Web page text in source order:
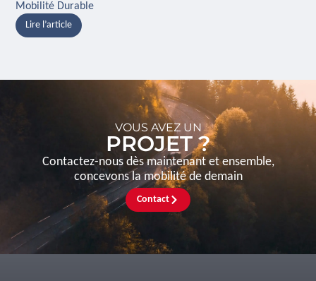
Mobilité Durable
Lire l’article
VOUS AVEZ UN
PROJET ?
Contactez-nous dès maintenant et ensemble,
concevons la mobilité de demain
Contact